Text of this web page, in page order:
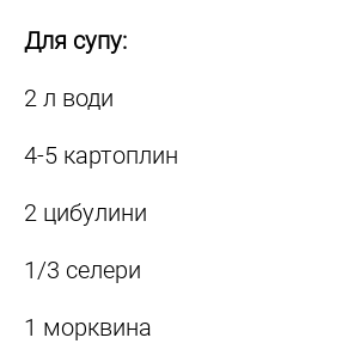
Для супу:
2 л води
4-5 картоплин
2 цибулини
1/3 селери
1 морквина